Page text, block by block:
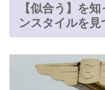
【似合う】を
ンスタイルを見